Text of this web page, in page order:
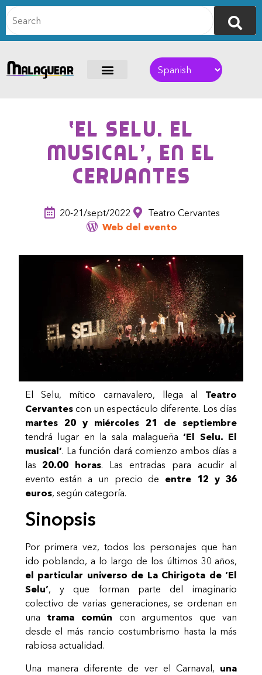
‘El Selu. El
musical’, en el
Cervantes
20-21/sept/2022
Teatro Cervantes
Web del evento
El Selu, mítico carnavalero, llega al Teatro
Cervantescon un espectáculo diferente. Los días
martes 20 y miércoles 21 de septiembre
tendrá lugar en la sala malagueña‘El Selu. El
musical’. La función dará comienzo ambos días a
las20.00 horas. Las entradas para acudir al
evento están a un precio de entre 12 y 36
euros, según categoría.
Sinopsis
Por primera vez, todos los personajes que han
ido poblando, a lo largo de los últimos 30 años,
el particular universo de La Chirigota de ‘El
Selu’, y que forman parte del imaginario
colectivo de varias generaciones, se ordenan en
una trama común con argumentos que van
desde el más rancio costumbrismo hasta la más
rabiosa actualidad.
Una manera diferente de ver el Carnaval, una